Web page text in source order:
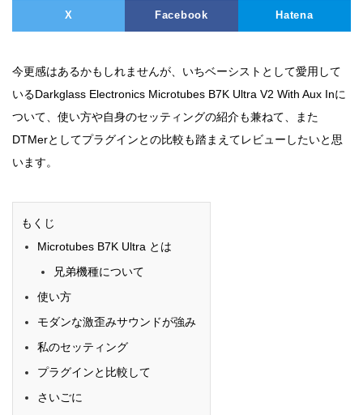
X Facebook Hatena
今更感はあるかもしれませんが、いちベーシストとして愛用して
いるDarkglass Electronics Microtubes B7K Ultra V2 With Aux Inに
ついて、使い方や自身のセッティングの紹介も兼ねて、また
DTMerとしてプラグインとの比較も踏まえてレビューしたいと思
います。
もくじ
Microtubes B7K Ultra とは
兄弟機種について
使い方
モダンな激歪みサウンドが強み
私のセッティング
プラグインと比較して
さいごに